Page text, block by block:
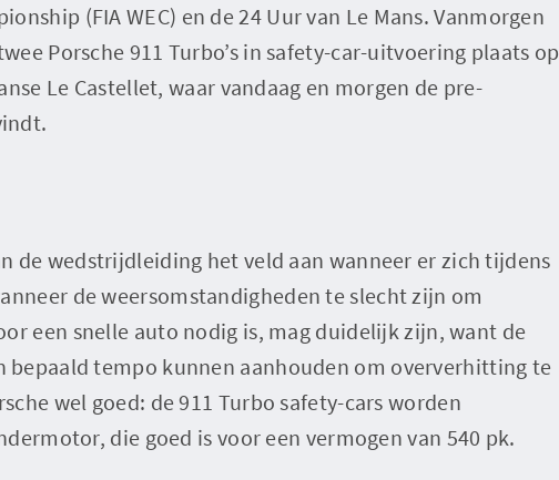
(FIA WEC) en de 24 Uur van Le Mans. Vanmorgen
Porsche 911 Turbo’s in safety-car-uitvoering plaats op
Le Castellet, waar vandaag en morgen de pre-
de wedstrijdleiding het veld aan wanneer er zich tijdens
de weersomstandigheden te slecht zijn om
een snelle auto nodig is, mag duidelijk zijn, want de
bepaald tempo kunnen aanhouden om oververhitting te
wel goed: de 911 Turbo safety-cars worden
die goed is voor een vermogen van 540 pk.